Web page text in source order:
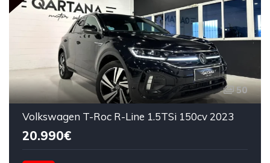
50
Volkswagen T-Roc R-Line 1.5TSi 150cv 2023
20.990€